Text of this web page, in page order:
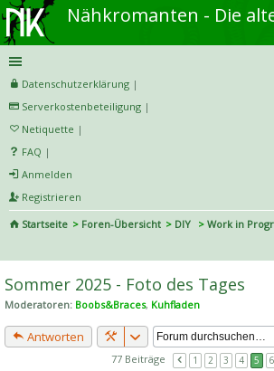
Datenschutzerklärung |
Serverkostenbeteiligung |
Netiquette |
FAQ |
Anmelden
Registrieren
Startseite
Foren-Übersicht DIY
Work in
he
Sommer 2025 - Foto des Tages
Moderatoren: Boobs&Braces, Kuhfladen
Antworten
77 Beiträge 1 2 3 4 5 6